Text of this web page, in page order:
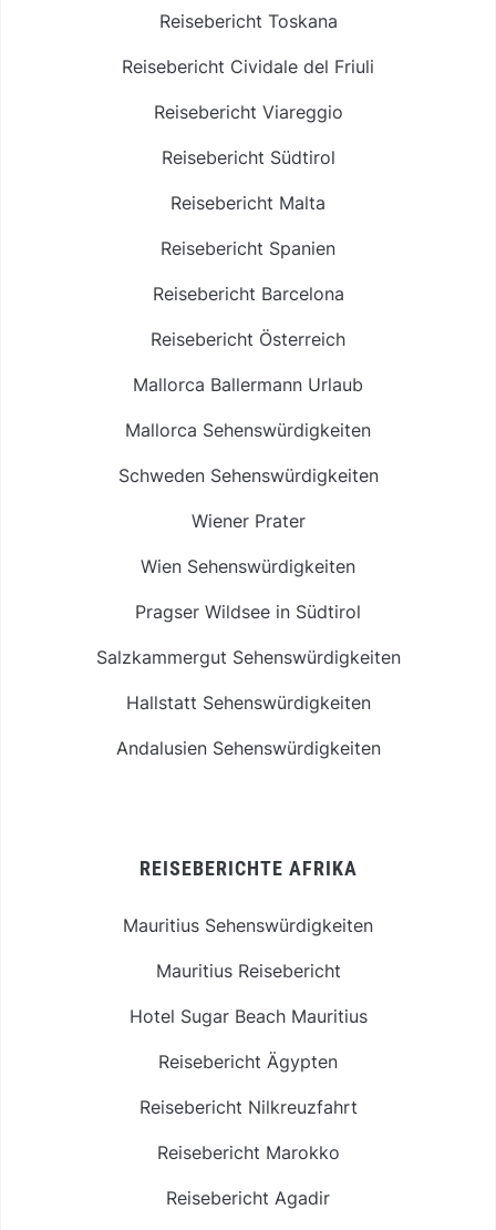
Reisebericht Toskana
Reisebericht Cividale del Friuli
Reisebericht Viareggio
Reisebericht Südtirol
Reisebericht Malta
Reisebericht Spanien
Reisebericht Barcelona
Reisebericht Österreich
Mallorca Ballermann Urlaub
Mallorca Sehenswürdigkeiten
Schweden Sehenswürdigkeiten
Wiener Prater
Wien Sehenswürdigkeiten
Pragser Wildsee in Südtirol
Salzkammergut Sehenswürdigkeiten
Hallstatt Sehenswürdigkeiten
Andalusien Sehenswürdigkeiten
REISEBERICHTE AFRIKA
Mauritius Sehenswürdigkeiten
Mauritius Reisebericht
Hotel Sugar Beach Mauritius
Reisebericht Ägypten
Reisebericht Nilkreuzfahrt
Reisebericht Marokko
Reisebericht Agadir